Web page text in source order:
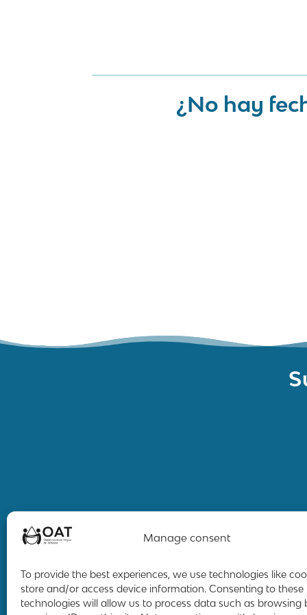
Manage consent
To provide the best experiences, we use technologies like
store and/or access device information. Consenting to these
technologies will allow us to process data such as browsing
¿No hay